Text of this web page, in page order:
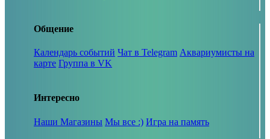
Общение
Календарь событий Чат в Telegram Аквариумисты на
карте Группа в VK
Интересно
Наши Магазины Мы все :) Игра на память